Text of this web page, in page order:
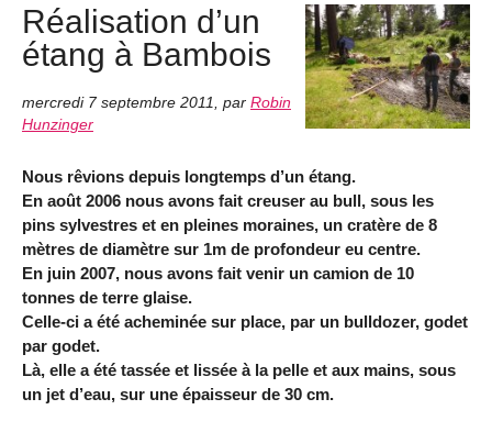
Réalisation d’un
étang à Bambois
mercredi 7 septembre 2011, par Robin
Hunzinger
Nous rêvions depuis longtemps d’un étang.
En août 2006 nous avons fait creuser au bull, sous les
pins sylvestres et en pleines moraines, un cratère de 8
mètres de diamètre sur 1m de profondeur eu centre.
En juin 2007, nous avons fait venir un camion de 10
tonnes de terre glaise.
Celle-ci a été acheminée sur place, par un bulldozer, godet
par godet.
Là, elle a été tassée et lissée à la pelle et aux mains, sous
un jet d’eau, sur une épaisseur de 30 cm.